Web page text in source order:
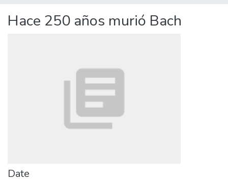
Hace 250 años murió Bach
Date